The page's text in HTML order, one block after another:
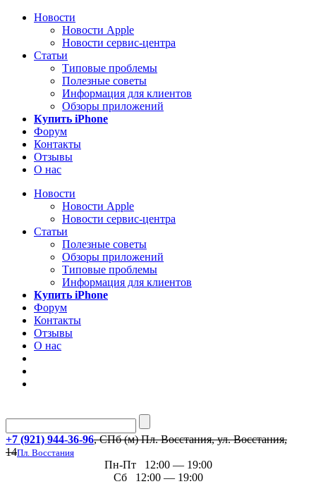
Новости
Новости Apple
Новости сервис-центра
Статьи
Типовые проблемы
Полезные советы
Информация для клиентов
Обзоры приложений
Купить iPhone
Форум
Контакты
Отзывы
О нас
Новости
Новости Apple
Новости сервис-центра
Статьи
Полезные советы
Обзоры приложений
Типовые проблемы
Информация для клиентов
Купить iPhone
Форум
Контакты
Отзывы
О нас
+7 (921) 944-36-96, СПб (м) Пл. Восстания, ул. Восстания,
14Пл. Восстания
Пн-Пт 12:00 — 19:00
Сб 12:00 — 19:00